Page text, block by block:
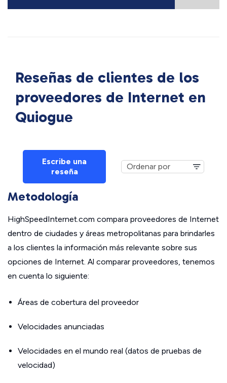
Reseñas de clientes de los
proveedores de Internet en
Quiogue
Escribe una
reseña
Metodología
HighSpeedInternet.com compara proveedores de Internet
dentro de ciudades y áreas metropolitanas para brindarles
a los clientes la información más relevante sobre sus
opciones de Internet. Al comparar proveedores, tenemos
en cuenta lo siguiente:
Áreas de cobertura del proveedor
Velocidades anunciadas
Velocidades en el mundo real (datos de pruebas de
velocidad)